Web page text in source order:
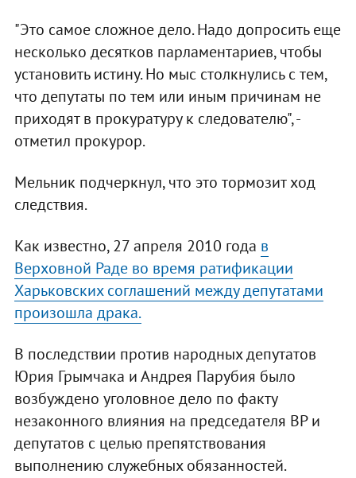
"Это самое сложное дело. Надо допросить еще
несколько десятков парламентариев, чтобы
установить истину. Но мыс столкнулись с тем,
что депутаты по тем или иным причинам не
приходят в прокуратуру к следователю", -
отметил прокурор.
Мельник подчеркнул, что это тормозит ход
следствия.
Как известно, 27 апреля 2010 года в
Верховной Раде во время ратификации
Харьковских соглашений между депутатами
произошла драка.
В последствии против народных депутатов
Юрия Грымчака и Андрея Парубия было
возбуждено уголовное дело по факту
незаконного влияния на председателя ВР и
депутатов с целью препятствования
выполнению служебных обязанностей.